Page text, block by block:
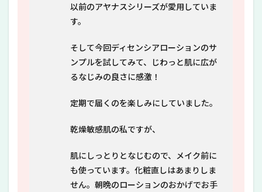
以前のアヤナスシリーズが愛用していま
す。
そして今回ディセンシアローションのサ
ンプルを試してみて、じわっと肌に広が
るなじみの良さに感激！
定期で届くのを楽しみにしていました。
乾燥敏感肌の私ですが、
肌にしっとりとなじむので、メイク前に
も使っています。化粧直しはあまりしま
せん。朝晩のローションのおかげでお手